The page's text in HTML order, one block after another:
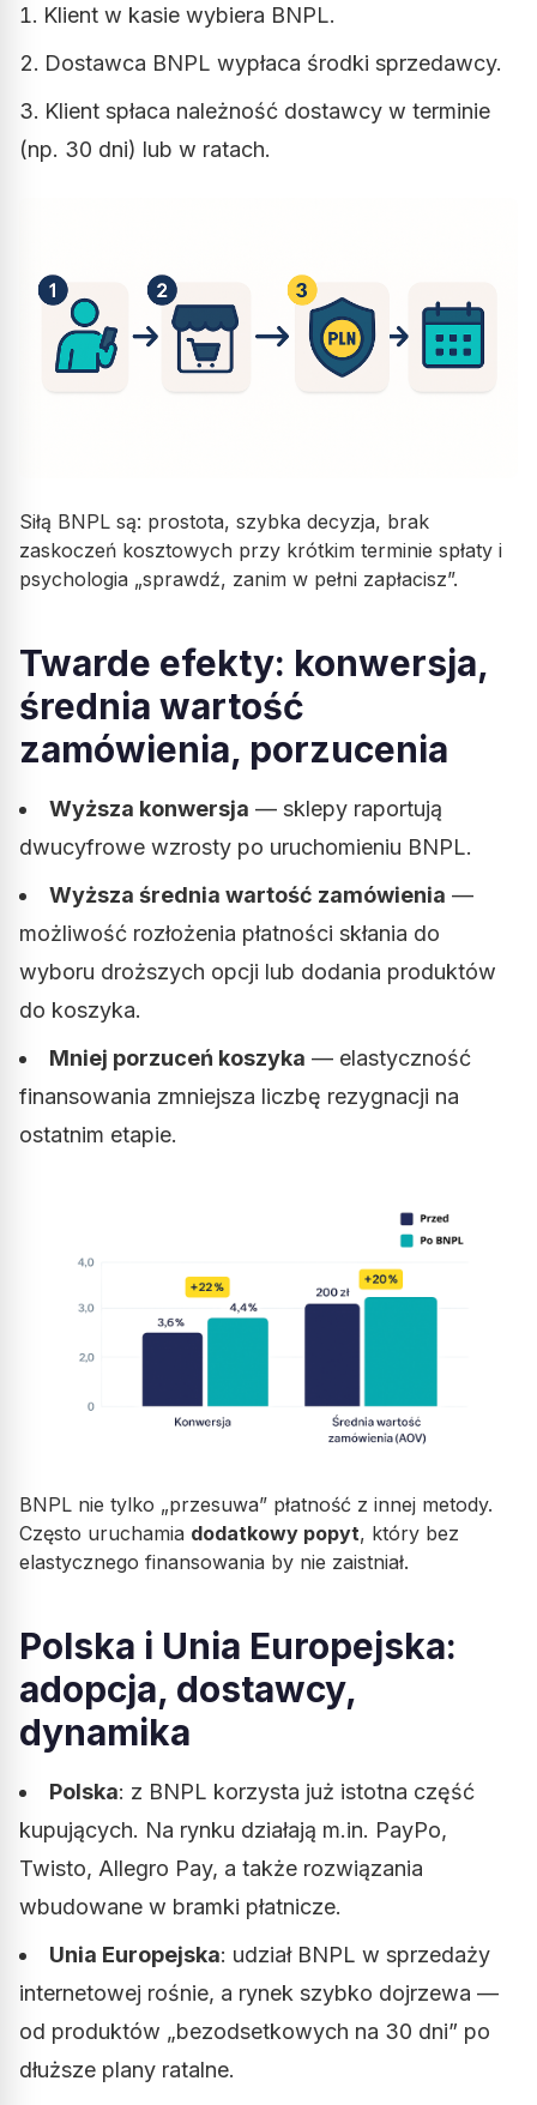
Klient w kasie wybiera BNPL.
Dostawca BNPL wypłaca środki sprzedawcy.
Klient spłaca należność dostawcy w terminie
(np. 30 dni) lub w ratach.
Siłą BNPL są: prostota, szybka decyzja, brak
zaskoczeń kosztowych przy krótkim terminie spłaty i
psychologia „sprawdź, zanim w pełni zapłacisz”.
Twarde efekty: konwersja,
średnia wartość
zamówienia, porzucenia
Wyższa konwersja — sklepy raportują
dwucyfrowe wzrosty po uruchomieniu BNPL.
Wyższa średnia wartość zamówienia —
możliwość rozłożenia płatności skłania do
wyboru droższych opcji lub dodania produktów
do koszyka.
Mniej porzuceń koszyka — elastyczność
finansowania zmniejsza liczbę rezygnacji na
ostatnim etapie.
BNPL nie tylko „przesuwa” płatność z innej metody.
Często uruchamia dodatkowy popyt, który bez
elastycznego finansowania by nie zaistniał.
Polska i Unia Europejska:
adopcja, dostawcy,
dynamika
Polska: z BNPL korzysta już istotna część
kupujących. Na rynku działają m.in. PayPo,
Twisto, Allegro Pay, a także rozwiązania
wbudowane w bramki płatnicze.
Unia Europejska: udział BNPL w sprzedaży
internetowej rośnie, a rynek szybko dojrzewa —
od produktów „bezodsetkowych na 30 dni” po
dłuższe plany ratalne.